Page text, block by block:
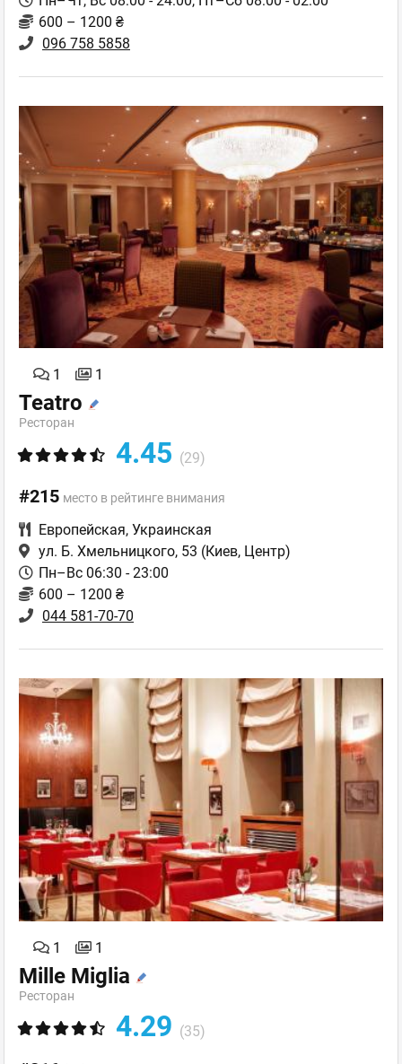
600 – 1200 ₴
096 758 5858
1 1
Teatro
Ресторан
4.45 (29)
#215 место в рейтинге внимания
Европейская, Украинская
ул. Б. Хмельницкого, 53 (Киев, Центр)
Пн–Вс 06:30 - 23:00
600 – 1200 ₴
044 581-70-70
1 1
Mille Miglia
Ресторан
4.29 (35)